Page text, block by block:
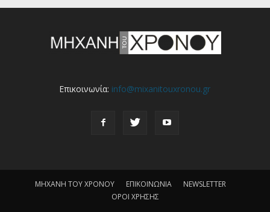
Επικοινωνία: info@mixanitouxronou.gr
ΜΗΧΑΝΗ ΤΟΥ ΧΡΟΝΟΥ ΕΠΙΚΟΙΝΩΝΙΑ
NEWSLETTER
ΟΡΟΙ ΧΡΗΣΗΣ